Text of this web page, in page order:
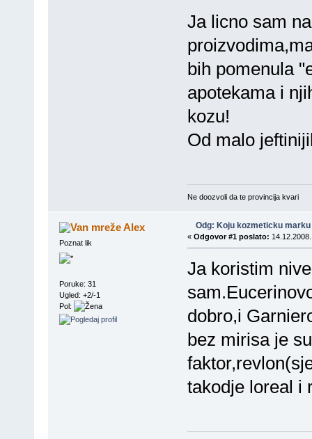
Ja licno sam
bih pomenula
apotekama i
kozu!
Od malo
Ne doozvoli da te provincija kvari
Alex
Poznat lik
Poruke: 31
Ugled: +2/-1
Pol:
Odg: Koju kozmeticku
« Odgovor #1 poslato:
Ja koristim
dobro,i
bez mirisa je
takodje loreal i